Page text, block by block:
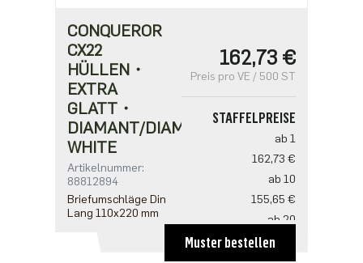
CONQUEROR
CX22
HÜLLEN・
EXTRA
GLATT・
DIAMANT/DIAMOND
WHITE
Artikelnummer:
88812894
Briefumschläge Din
Lang 110x220 mm
162,73 €
Preis pro VE / 500 ST
STAFFELPREISE
ab 1
162,73 €
ab 10
155,65 €
ab 20
141,50 €
Muster bestellen